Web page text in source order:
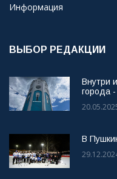
Информация
ВЫБОР РЕДАКЦИИ
Внутри
города
В